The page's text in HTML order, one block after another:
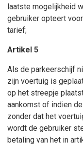
laatste mogelijkheid
gebruiker opteert
tarief;
Artikel 5
Als de parkeerschijf
zijn voertuig is
op het streepje
aankomst of indien
zonder dat het
wordt de gebruiker
betaling van het in